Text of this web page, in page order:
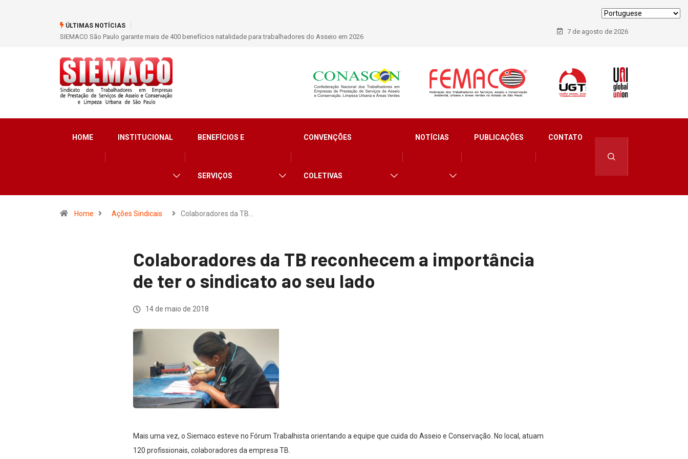
ÚLTIMAS NOTÍCIAS
SIEMACO São Paulo garante mais de 400 benefícios natalidade para trabalhadores do Asseio em 2026
7 de agosto de 2026
HOME INSTITUCIONAL BENEFÍCIOS E
SERVIÇOS
CONVENÇÕES
COLETIVAS
NOTÍCIAS PUBLICAÇÕES CONTATO
Home Ações Sindicais Colaboradores da TB…
Colaboradores da TB reconhecem a importância
de ter o sindicato ao seu lado
14 de maio de 2018
Mais uma vez, o Siemaco esteve no Fórum Trabalhista orientando a equipe que cuida do Asseio e Conservação. No local, atuam
120 profissionais, colaboradores da empresa TB.